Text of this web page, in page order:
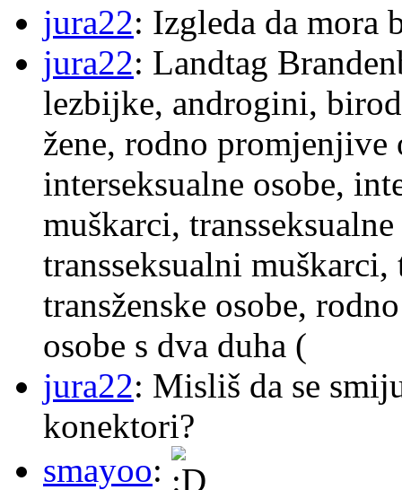
jura22: Izgleda da mora
jura22: Landtag
lezbijke, androgini,
žene, rodno
interseksualne osobe,
muškarci,
transseksualni muškarci,
transženske osobe,
osobe s dva duha (
jura22: Misliš da se
konektori?
smayoo: